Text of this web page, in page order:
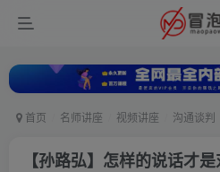
首页 名师讲座 视频讲座 沟通谈判
【孙路弘】怎样的说话才